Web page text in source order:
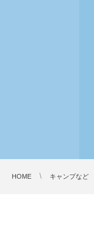
HOME キャンプなど